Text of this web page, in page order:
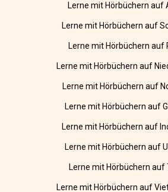
Lerne mit Hörbüchern auf
Lerne mit Hörbüchern auf
Lerne mit Hörbüchern auf
Lerne mit Hörbüchern auf
Lerne mit Hörbüchern auf
Lerne mit Hörbüchern auf
Lerne mit Hörbüchern auf
Lerne mit Hörbüchern auf
Lerne mit Hörbüchern auf
Lerne mit Hörbüchern auf